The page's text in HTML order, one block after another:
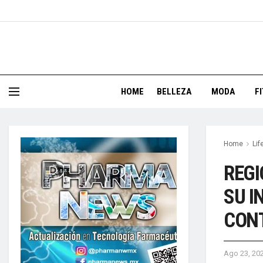
HOME BELLEZA MODA
Home
SU
Ago 23,